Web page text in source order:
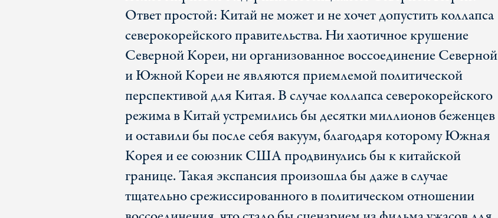
Ответ простой: Китай не может и не хочет допустить коллапса
северокорейского правительства. Ни хаотичное крушение
Северной Кореи, ни организованное воссоединение Северной
и Южной Кореи не являются приемлемой политической
перспективой для Китая. В случае коллапса северокорейского
режима в Китай устремились бы десятки миллионов беженцев
и оставили бы после себя вакуум, благодаря которому Южная
Корея и ее союзник США продвинулись бы к китайской
границе. Такая экспансия произошла бы даже в случае
тщательно срежиссированного в политическом отношении